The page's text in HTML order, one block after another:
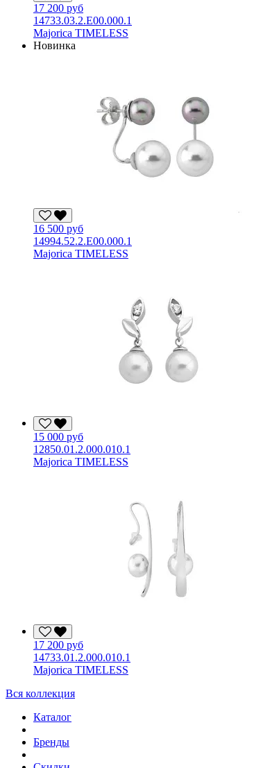
17 200 руб
14733.03.2.E00.000.1
Majorica TIMELESS
Новинка
16 500 руб
14994.52.2.E00.000.1
Majorica TIMELESS
15 000 руб
12850.01.2.000.010.1
Majorica TIMELESS
17 200 руб
14733.01.2.000.010.1
Majorica TIMELESS
Вся коллекция
Каталог
Бренды